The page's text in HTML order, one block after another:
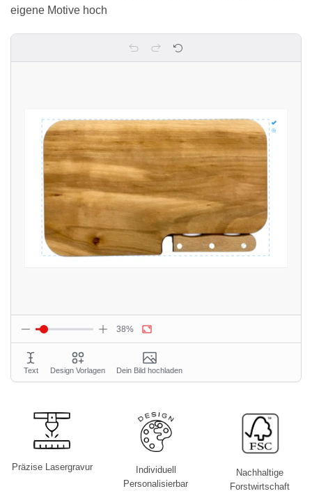
eigene Motive hoch
Präzise Lasergravur
Individuell
Personalisierbar
Nachhaltige
Forstwirtschaft